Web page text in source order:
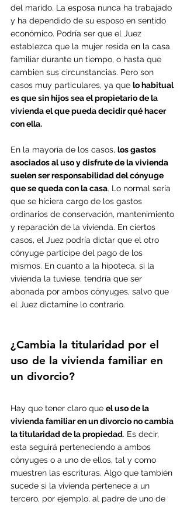
del marido. La esposa nunca ha trabajado
y ha dependido de su esposo en sentido
económico. Podría ser que el Juez
establezca que la mujer resida en la casa
familiar durante un tiempo, o hasta que
cambien sus circunstancias. Pero son
casos muy particulares, ya que lo habitual
es que sin hijos sea el propietario de la
vivienda el que pueda decidir qué hacer
con ella.
En la mayoría de los casos, los gastos
asociados al uso y disfrute de la vivienda
suelen ser responsabilidad del cónyuge
que se queda con la casa. Lo normal sería
que se hiciera cargo de los gastos
ordinarios de conservación, mantenimiento
y reparación de la vivienda. En ciertos
casos, el Juez podría dictar que el otro
cónyuge participe del pago de los
mismos. En cuanto a la hipoteca, si la
vivienda la tuviese, tendría que ser
abonada por ambos cónyuges, salvo que
el Juez dictamine lo contrario.
¿Cambia la titularidad por el
uso de la vivienda familiar en
un divorcio?
Hay que tener claro que el uso de la
vivienda familiar en un divorcio no cambia
la titularidad de la propiedad. Es decir,
esta seguirá perteneciendo a ambos
cónyuges o a uno de ellos, tal y como
muestren las escrituras. Algo que también
sucede si la vivienda pertenece a un
tercero, por ejemplo, al padre de uno de